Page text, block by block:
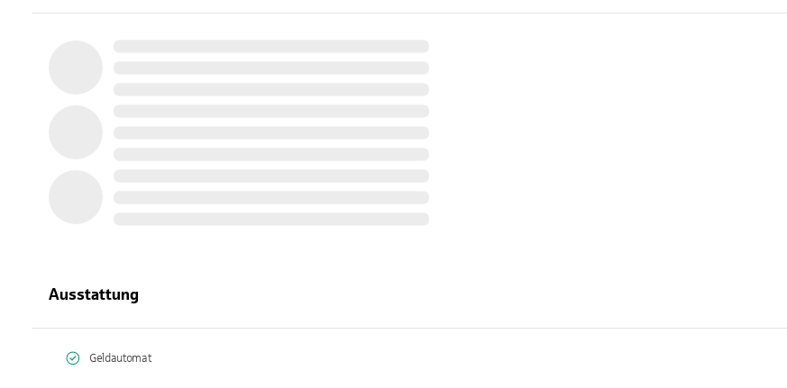
Ausstattung
Geldautomat